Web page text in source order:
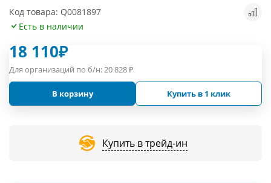
Код товара: Q0081897
Есть в наличии
18 110₽
Для организаций по б/н:20 828₽
В корзину Купить в 1 клик
Купить в трейд-ин